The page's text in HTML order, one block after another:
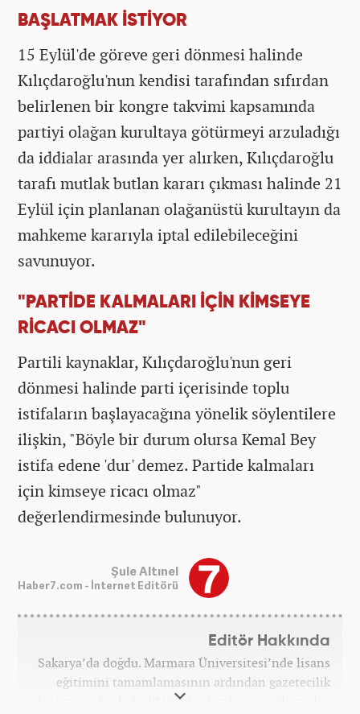
BAŞLATMAK İSTİYOR
15 Eylül'de göreve geri dönmesi halinde
Kılıçdaroğlu'nun kendisi tarafından sıfırdan
belirlenen bir kongre takvimi kapsamında
partiyi olağan kurultaya götürmeyi arzuladığı
da iddialar arasında yer alırken, Kılıçdaroğlu
tarafı mutlak butlan kararı çıkması halinde 21
Eylül için planlanan olağanüstü kurultayın da
mahkeme kararıyla iptal edilebileceğini
savunuyor.
"PARTİDE KALMALARI İÇİN KİMSEYE
RİCACI OLMAZ"
Partili kaynaklar, Kılıçdaroğlu'nun geri
dönmesi halinde parti içerisinde toplu
istifaların başlayacağına yönelik söylentilere
ilişkin, "Böyle bir durum olursa Kemal Bey
istifa edene 'dur' demez. Partide kalmaları
için kimseye ricacı olmaz"
değerlendirmesinde bulunuyor.
Şule Altınel
Haber7.com - İnternet Editörü
Editör Hakkında
Sakarya’da doğdu. Marmara Üniversitesi’nde lisans
eğitimini tamamlamasının ardından gazetecilik
kariyerine başladı. 2016 yılından beri çeşitli medya